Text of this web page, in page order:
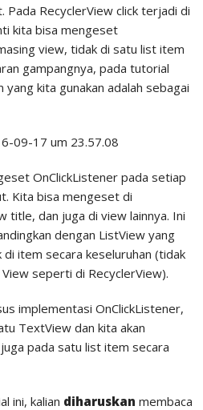
RecyclerView click terjadi di
kita bisa mengeset
view, tidak di satu list item
gampangnya, pada tutorial
kita gunakan adalah sebagai
OnClickListener pada setiap
Kita bisa mengeset di
title, dan juga di view lainnya. Ini
dengan ListView yang
item secara keseluruhan (tidak
seperti di RecyclerView).
implementasi OnClickListener,
TextView dan kita akan
pada satu list item secara
ini, kalian diharuskan membaca